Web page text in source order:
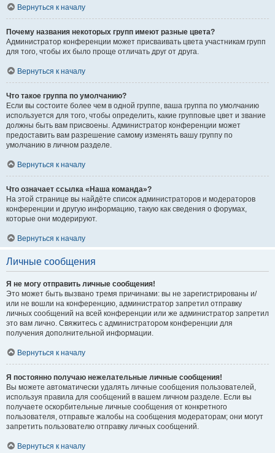
Вернуться к началу
Почему названия некоторых групп имеют разные цвета?
Администратор конференции может присваивать цвета участникам групп
для того, чтобы их было проще отличать друг от друга.
Вернуться к началу
Что такое группа по умолчанию?
Если вы состоите более чем в одной группе, ваша группа по умолчанию
используется для того, чтобы определить, какие групповые цвет и звание
должны быть вам присвоены. Администратор конференции может
предоставить вам разрешение самому изменять вашу группу по
умолчанию в личном разделе.
Вернуться к началу
Что означает ссылка «Наша команда»?
На этой странице вы найдёте список администраторов и модераторов
конференции и другую информацию, такую как сведения о форумах,
которые они модерируют.
Вернуться к началу
Личные сообщения
Я не могу отправить личные сообщения!
Это может быть вызвано тремя причинами: вы не зарегистрированы и/
или не вошли на конференцию, администратор запретил отправку
личных сообщений на всей конференции или же администратор запретил
это вам лично. Свяжитесь с администратором конференции для
получения дополнительной информации.
Вернуться к началу
Я постоянно получаю нежелательные личные сообщения!
Вы можете автоматически удалять личные сообщения пользователей,
используя правила для сообщений в вашем личном разделе. Если вы
получаете оскорбительные личные сообщения от конкретного
пользователя, отправьте жалобы на сообщения модераторам; они могут
запретить пользователю отправку личных сообщений.
Вернуться к началу